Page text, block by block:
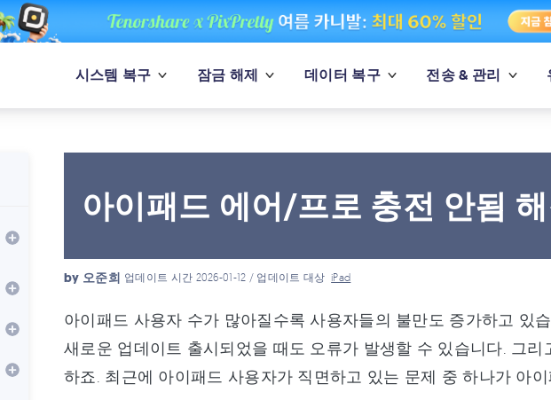
시스템 복구 잠금 해제 데이터 복구 전송 & 관리
아이패드 에어/프로 충전 안됨
by 오준희 업데이트 시간 2026-01-12 / 업데이트 대상iPad
아이패드 사용자 수가 많아질수록 사용자들의 불만도 증가하고 있
새로운 업데이트 출시되었을 때도 오류가 발생할 수 있습니다. 그
하죠. 최근에 아이패드 사용자가 직면하고 있는 문제 중 하나가 아